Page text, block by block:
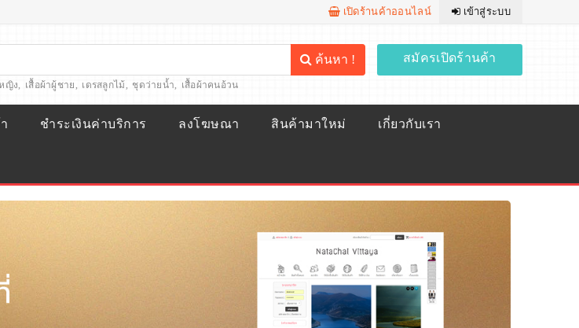
เปิดร้านค้าออนไลน์ เข้าสู่ระบบ
ค้นหา !
ญิง, เสื้อผ้าผู้ชาย, เดรสลูกไม้, ชุดว่ายน้ำ, เสื้อผ้าคนอ้วน
สมัครเปิดร้านค้า
ชำระเงินค่าบริการ ลงโฆษณา สินค้ามาใหม่ เกี่ยวกับเรา